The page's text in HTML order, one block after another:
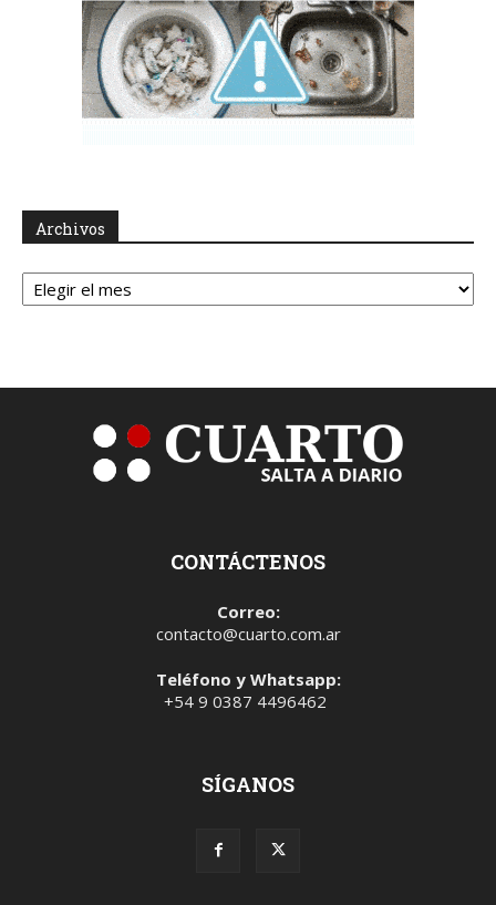
Archivos
Archivos
CONTÁCTENOS
Correo:
contacto@cuarto.com.ar
Teléfono y Whatsapp:
+54 9 0387 4496462
SÍGANOS